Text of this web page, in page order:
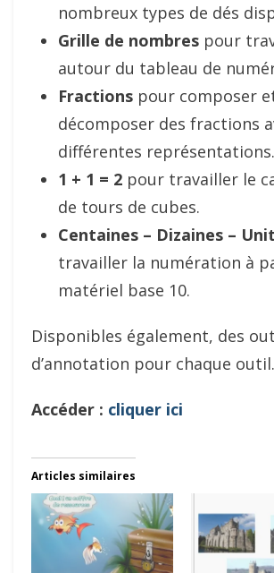
nombreux types de dés
Grille de nombres pour
autour du tableau de
Fractions pour composer
décomposer des fractions
différentes représentations.
1 + 1 = 2 pour travailler le
de tours de cubes.
Centaines – Dizaines –
travailler la numération à
matériel base 10.
Disponibles également, des
d’annotation pour chaque outil.
Accéder : cliquer ici
Articles similaires